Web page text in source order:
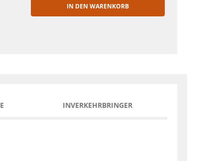
IN DEN WARENKORB
INVERKEHRBRINGER